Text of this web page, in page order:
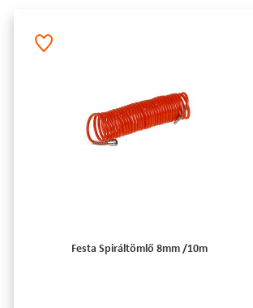
Festa Spiráltömlő 8mm /10m